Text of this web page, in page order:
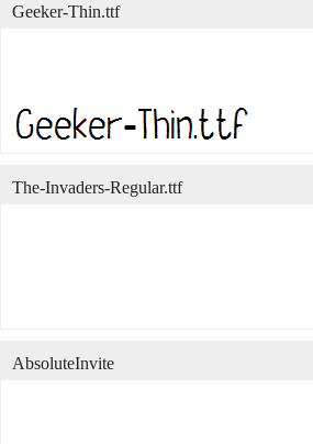
Geeker-Thin.ttf
The-Invaders-Regular.ttf
AbsoluteInvite